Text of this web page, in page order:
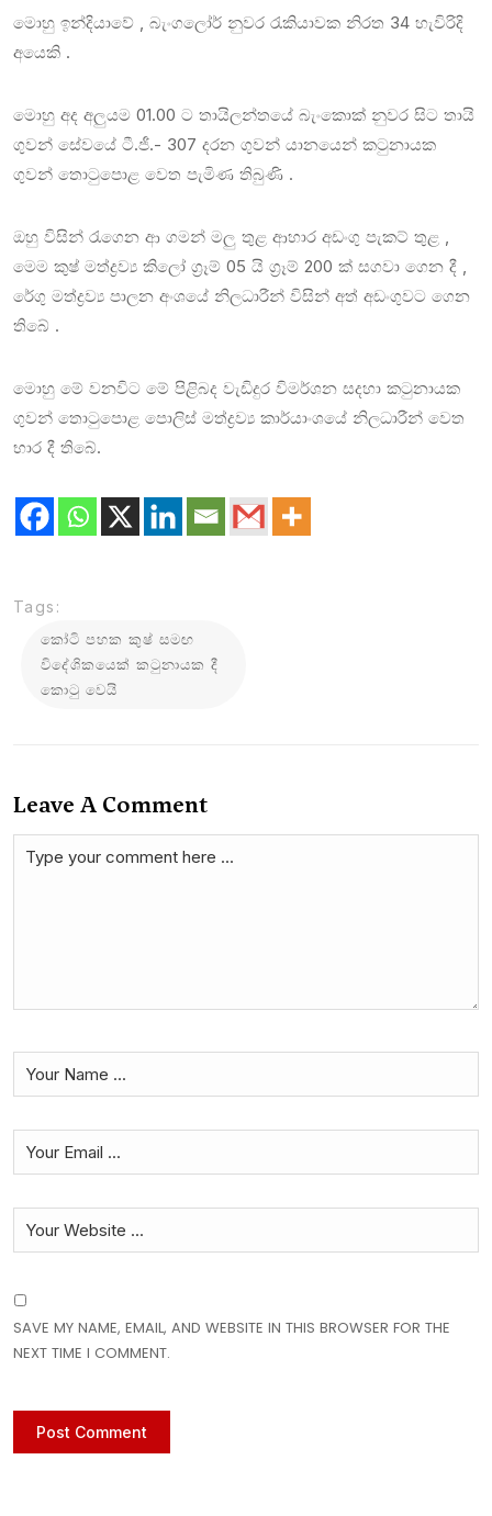
මොහු ඉන්දියාවේ , බැංගලෝර් නුවර රැකියාවක නිරත 34 හැවිරිදි
අයෙකි .
මොහු අද අලුයම 01.00 ට තායිලන්තයේ බැංකොක් නුවර සිට තායි
ගුවන් සේවයේ ටී.ජී.- 307 දරන ගුවන් යානයෙන් කටුනායක
ගුවන් තොටුපොළ වෙත පැමිණ තිබුණි .
ඔහු විසින් රැගෙන ආ ගමන් මලු තුළ ආහාර අඩංගු පැකට් තුළ ,
මෙම කුෂ් මත්ද්‍රව්‍ය කිලෝ ග්‍රෑම් 05 යි ග්‍රෑම් 200 ක් සගවා ගෙන දී ,
රේගු මත්ද්‍රව්‍ය පාලන අංශයේ නිලධාරීන් විසින් අත් අඩංගුවට ගෙන
තිබේ .
මොහු මේ වනවිට මේ පිළිබද වැඩිදුර විමර්ශන සදහා කටුනායක
ගුවන් තොටුපොළ පොලිස් මත්ද්‍රව්‍ය කාර්යාංශයේ නිලධාරීන් වෙත
භාර දී තිබේ.
Tags:
කෝටි පහක කුෂ් සමඟ
විදේශිකයෙක් කටුනායක දී
කොටු වෙයි
Leave A Comment
SAVE MY NAME, EMAIL, AND WEBSITE IN THIS BROWSER FOR THE
NEXT TIME I COMMENT.